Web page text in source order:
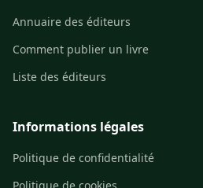
Annuaire des éditeurs
Comment publier un livre
Liste des éditeurs
Informations légales
Politique de confidentialité